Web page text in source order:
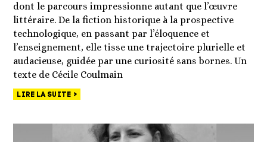
dont le parcours impressionne autant que l’œuvre
littéraire. De la fiction historique à la prospective
technologique, en passant par l’éloquence et
l’enseignement, elle tisse une trajectoire plurielle et
audacieuse, guidée par une curiosité sans bornes. Un
texte de Cécile Coulmain
LIRE LA SUITE